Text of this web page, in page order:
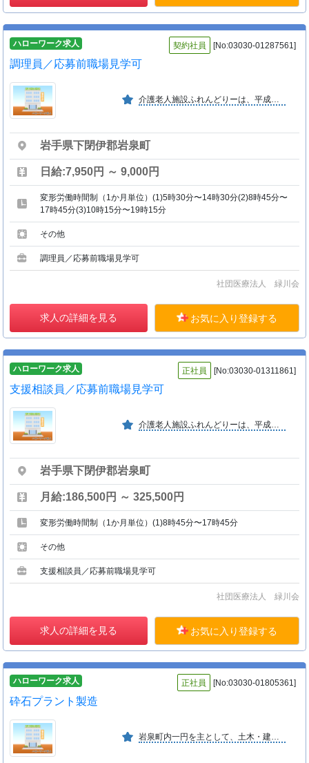
ハローワーク求人 契約社員 [No:03030-01287561]
調理員／応募前職場見学可
介護老人施設ふれんどりーは、平成１２年４月に開設。老人の介護を通して、地域の発展に貢献したいと考えております。
岩手県下閉伊郡岩泉町
日給:7,950円 ～ 9,000円
変形労働時間制（1か月単位）(1)5時30分〜14時30分(2)8時45分〜
17時45分(3)10時15分〜19時15分
その他
調理員／応募前職場見学可
社団医療法人 緑川会
求人の詳細を見る お気に入り登録する
ハローワーク求人 正社員 [No:03030-01311861]
支援相談員／応募前職場見学可
介護老人施設ふれんどりーは、平成１２年４月に開設。老人の介護を通して、地域の発展に貢献したいと考えております。
岩手県下閉伊郡岩泉町
月給:186,500円 ～ 325,500円
変形労働時間制（1か月単位）(1)8時45分〜17時45分
その他
支援相談員／応募前職場見学可
社団医療法人 緑川会
求人の詳細を見る お気に入り登録する
ハローワーク求人 正社員 [No:03030-01805361]
砕石プラント製造
岩泉町内一円を主として、土木・建築、法面、舗装工事を行っている。砕石、生コン製造販売。